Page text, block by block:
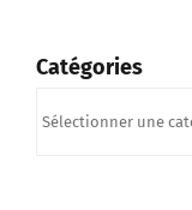
Catégories